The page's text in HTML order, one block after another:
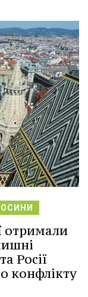
отримали
Росії
конфлікту